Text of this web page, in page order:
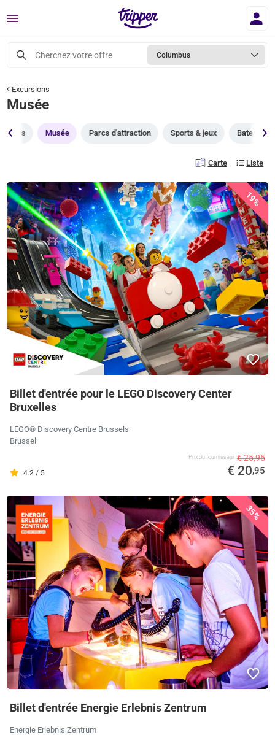
Menu
Cherchez votre offre Columbus
Excursions
Musée
Zoos Musée Parcs d'attraction Sports & jeux Bateaux
Carte Liste
19%
Billet d'entrée pour le LEGO Discovery Center
Bruxelles
LEGO® Discovery Centre Brussels
Brussel
4.2 / 5
Prix ​​du fournisseur € 25,95
€ 20,95
35%
Billet d'entrée Energie Erlebnis Zentrum
Energie Erlebnis Zentrum